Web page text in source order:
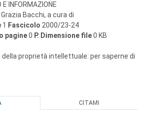
E INFORMAZIONE
Grazia Bacchi, a cura di
1 Fascicolo 2000/23-24
pagine0 P. Dimensione file0 KB
della proprietà intellettuale: per saperne di
CITAMI